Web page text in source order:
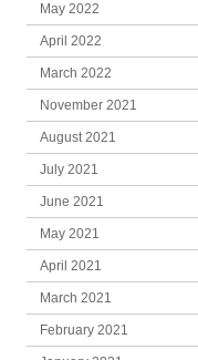
May 2022
April 2022
March 2022
November 2021
August 2021
July 2021
June 2021
May 2021
April 2021
March 2021
February 2021